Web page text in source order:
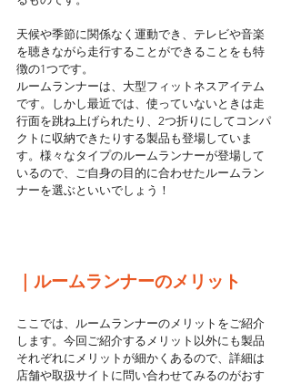
天候や季節に関係なく運動でき、テレビや音楽
を聴きながら走行することができることをも特
徴の1つです。
ルームランナーは、大型フィットネスアイテム
です。しかし最近では、使っていないときは走
行面を跳ね上げられたり、2つ折りにしてコンパ
クトに収納できたりする製品も登場していま
す。様々なタイプのルームランナーが登場して
いるので、ご自身の目的に合わせたルームラン
ナーを選ぶといいでしょう！
｜ルームランナーのメリット
ここでは、ルームランナーのメリットをご紹介
します。今回ご紹介するメリット以外にも製品
それぞれにメリットが細かくあるので、詳細は
店舗や取扱サイトに問い合わせてみるのがおす